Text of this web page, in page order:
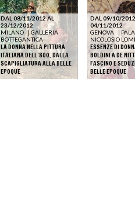
DAL 08/11/2012 AL
23/12/2012
MILANO | GALLERIA
BOTTEGANTICA
LA DONNA NELLA PITTURA
ITALIANA DELL’800. DALLA
SCAPIGLIATURA ALLA BELLE
EPOQUE
DAL 09/10/
04/11/2012
GENOVA
|
NICOLOSIO
ESSENZE DI
BOLDINI A DE
FASCINO E
BELLE EPOQUE